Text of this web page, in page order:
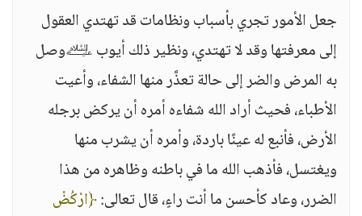
جعل الأمور تجري بأسباب ونظامات قد تهتدي العقول
إلى معرفتها وقد لا تهتدي، ونظير ذلك أيوب ﵇وصل
به المرض والضر إلى حالة تعذَّر منها الشفاء، وأعيت
الأطباء، فحيث أراد الله شفاءه أمره أن يركض برجله
الأرض، فأنبع له عينًا باردة، وأمره أن يشرب منها
ويغتسل، فأذهب الله ما في باطنه وظاهره من هذا
الضرر، وعاد كأحسن ما أنت راءٍ، قال تعالى:﴿ارْكُضْ